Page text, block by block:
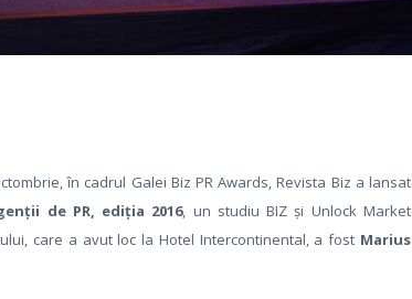
în cadrul Galei Biz PR Awards, Revista Biz a lansat
de PR, ediţia 2016, un studiu BIZ şi Unlock Market
care a avut loc la Hotel Intercontinental, a fost Marius